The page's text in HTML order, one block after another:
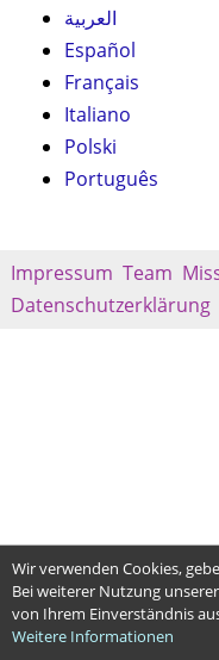
العربية
Español
Français
Italiano
Polski
Português
Impressum Team
Datenschutzerklärung
Wir verwenden Cookies,
Bei weiterer Nutzung
von Ihrem Einverständnis
Weitere Informationen